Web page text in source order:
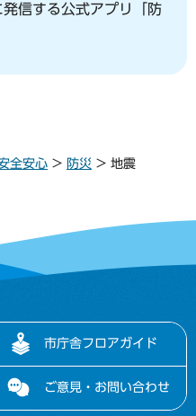
信する公式アプリ「防
全安心 > 防災 > 地震
市庁舎フロアガイド
ご意見・お問い合わせ